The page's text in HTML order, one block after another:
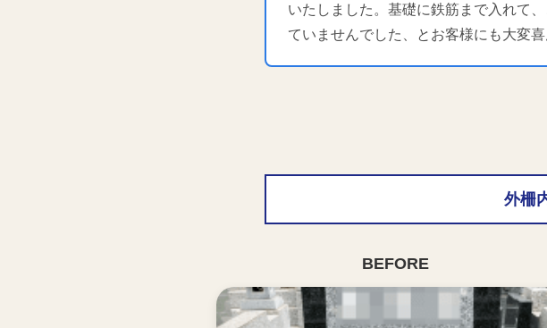
いたしました。基礎に鉄筋まで入れて
ていませんでした、とお客様にも大変喜
外柵
BEFORE